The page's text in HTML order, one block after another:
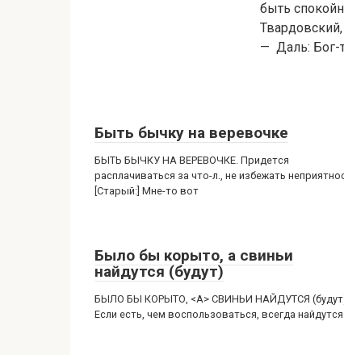
быть
Твардовский,
— Даль: Бог-
Быть бычку на веревочке
БЫТЬ БЫЧКУ НА ВЕРЕВОЧКЕ. Придется
расплачиваться за что-л., не избежать
[Старый:] Мне-то вот
Было бы корыто, а свиньи
найдутся (будут)
БЫЛО БЫ КОРЫТО, <А> СВИНЬИ НАЙДУТСЯ
Если есть, чем воспользоваться, всегда найдутся